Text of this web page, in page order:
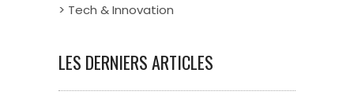
> Tech & Innovation
LES DERNIERS ARTICLES